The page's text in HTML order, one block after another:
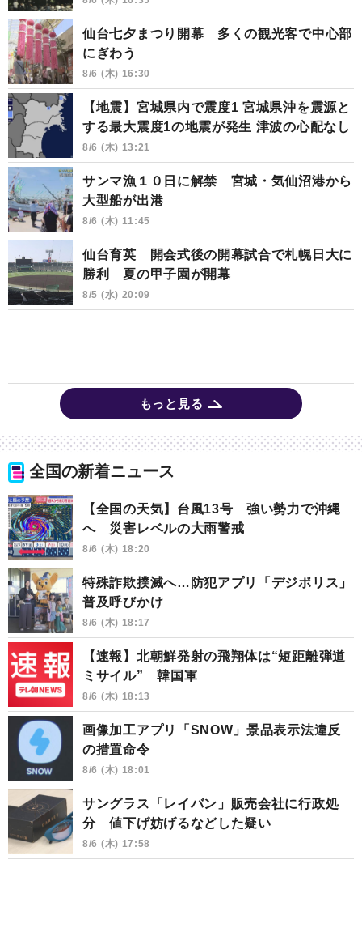
仙台七夕まつり開幕 多くの観光客で中心部
にぎわう
8/6 (木) 16:30
【地震】宮城県内で震度1 宮城県沖を震源と
する最大震度1の地震が発生 津波の心配なし
8/6 (木) 13:21
サンマ漁１０日に解禁 宮城・気仙沼港から
大型船が出港
8/6 (木) 11:45
仙台育英 開会式後の開幕試合で札幌日大に
勝利 夏の甲子園が開幕
8/5 (水) 20:09
もっと見る
全国の新着ニュース
【全国の天気】台風13号 強い勢力で沖縄
へ 災害レベルの大雨警戒
8/6 (木) 18:20
特殊詐欺撲滅へ…防犯アプリ「デジポリス」
普及呼びかけ
8/6 (木) 18:17
【速報】北朝鮮発射の飛翔体は“短距離弾道
ミサイル” 韓国軍
8/6 (木) 18:13
画像加工アプリ「SNOW」景品表示法違反
の措置命令
8/6 (木) 18:01
サングラス「レイバン」販売会社に行政処
分 値下げ妨げるなどした疑い
8/6 (木) 17:58